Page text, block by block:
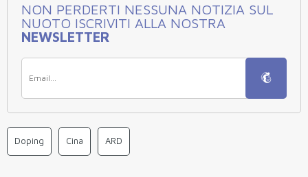
NON PERDERTI NESSUNA NOTIZIA SUL
NUOTO ISCRIVITI ALLA NOSTRA
NEWSLETTER
Doping Cina ARD